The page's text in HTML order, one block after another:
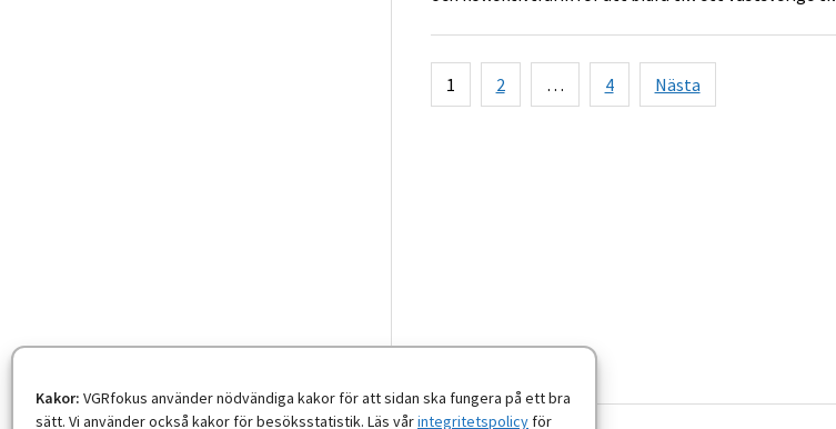
Kakor: VGRfokus använder nödvändiga kakor för att sidan ska fungera på ett bra
sätt. Vi använder också kakor för besöksstatistik. Läs vårintegritetspolicy för
Sidnumrering
för
1 2 … 4 Nästa